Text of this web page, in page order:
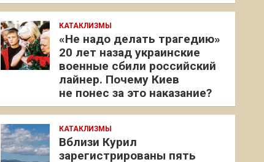
КАТАКЛИЗМЫ
«Не надо делать трагедию»
20 лет назад украинские
военные сбили российский
лайнер. Почему Киев
не понес за это наказание?
КАТАКЛИЗМЫ
Вблизи Курил
зарегистрированы пять